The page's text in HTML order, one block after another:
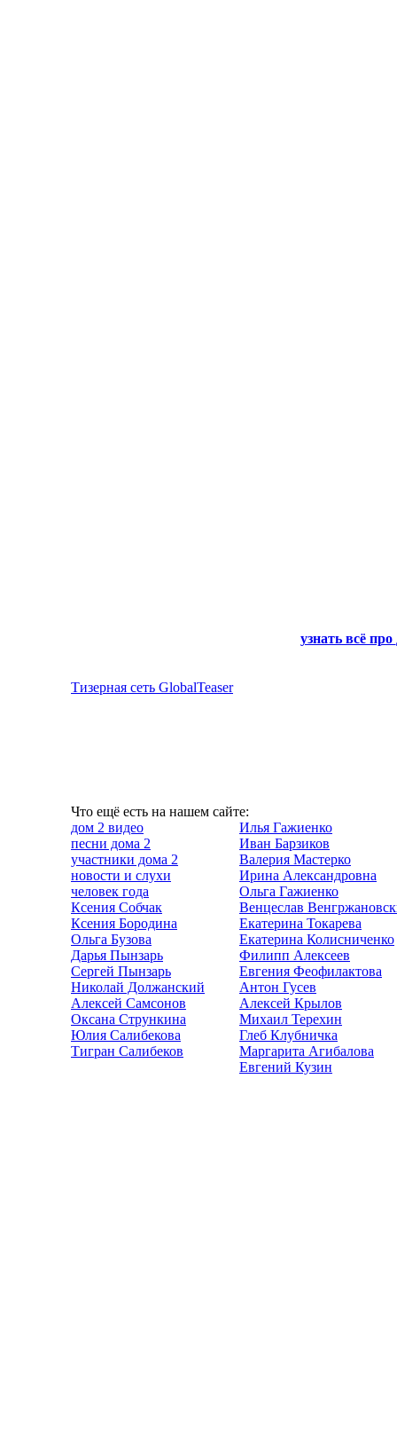
узнать всё про
Тизерная сеть GlobalTeaser
Что ещё есть на нашем сайте:
дом 2 видео
песни дома 2
участники дома 2
новости и слухи
человек года
Ксения Собчак
Ксения Бородина
Ольга Бузова
Дарья Пынзарь
Сергей Пынзарь
Николай Должанский
Алексей Самсонов
Оксана Стрункина
Юлия Салибекова
Тигран Салибеков
Илья Гажиенко
Иван Барзиков
Валерия Мастерко
Ирина Александровна
Ольга Гажиенко
Венцеслав
Екатерина Токарева
Екатерина Колисниченко
Филипп Алексеев
Евгения Феофилактова
Антон Гусев
Алексей Крылов
Михаил Терехин
Глеб Клубничка
Маргарита Агибалова
Евгений Кузин